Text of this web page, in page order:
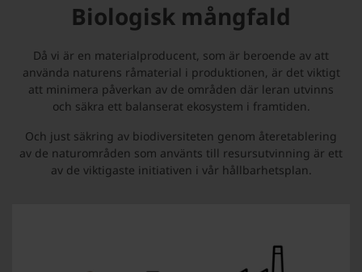
Biologisk mångfald
Då vi är en materialproducent, som är beroende av att
använda naturens råmaterial i produktionen, är det viktigt
att minimera påverkan av de områden där leran utvinns
och säkra ett balanserat ekosystem i framtiden.
Och just säkring av biodiversiteten genom återetablering
av de naturområden som använts till resursutvinning är ett
av de viktigaste initiativen i vår hållbarhetsplan.